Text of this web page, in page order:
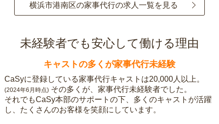
横浜市港南区の家事代行の求人一覧を見る
未経験者でも安心して働ける理由
キャストの多くが家事代行未経験
CaSyに登録している家事代行キャストは20,000人以上。
(2024年6月時点) その多くが、家事代行未経験者でした。
それでもCaSy本部のサポートの下、多くのキャストが活躍
し、たくさんのお客様を笑顔にしています。